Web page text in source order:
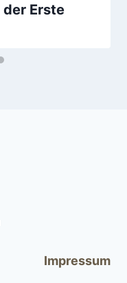
der Erste
Impressum